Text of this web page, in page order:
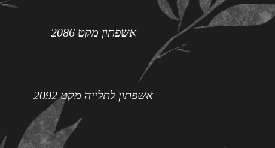
אשפתון מקט 2086
אשפתון לתלייה מקט 2092